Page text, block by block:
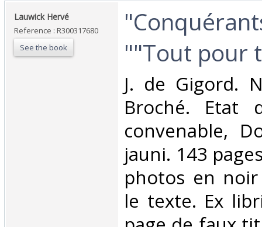
‎Lauwick Hervé‎
Reference : R300317680
See the book
""Tout pour
‎J. de Gigord.
Broché. Etat
convenable,
jauni. 143
photos en
le texte. Ex